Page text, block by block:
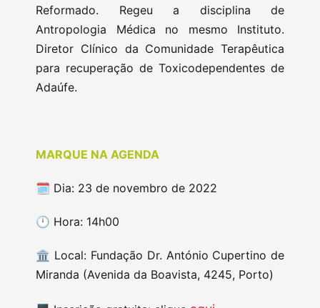
Reformado. Regeu a disciplina de
Antropologia Médica no mesmo Instituto.
Diretor Clínico da Comunidade Terapêutica
para recuperação de Toxicodependentes de
Adaúfe.
MARQUE NA AGENDA
🗓️ Dia: 23 de novembro de 2022
🕛 Hora: 14h00
🏛️ Local: Fundação Dr. António Cupertino de
Miranda (Avenida da Boavista, 4245, Porto)